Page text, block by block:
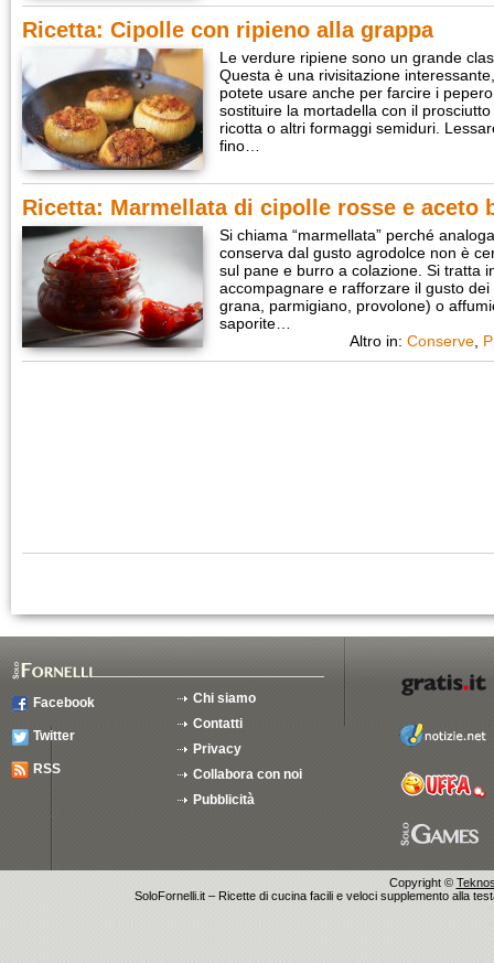
Ricetta: Cipolle con ripieno alla grappa
Le verdure ripiene sono un grande
Questa è una rivisitazione
potete usare anche per farcire i
sostituire la mortadella con il
ricotta o altri formaggi semiduri.
fino…
Ricetta: Marmellata di cipolle rosse e aceto
Si chiama “marmellata” perché
conserva dal gusto agrodolce non è
sul pane e burro a colazione. Si tratta
accompagnare e rafforzare il gusto
grana, parmigiano, provolone) o
saporite…
Altro in: Conserve
Facebook
Twitter
RSS
Chi siamo
Contatti
Privacy
Collabora con noi
Pubblicità
Copyright ©
SoloFornelli.it – Ricette di cucina facili e veloci supplemento alla